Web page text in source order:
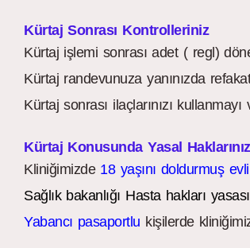
Kürtaj Sonrası Kontrolleriniz
Kürtaj işlemi sonrası adet ( regl)
Kürtaj randevunuza yanınızda
Kürtaj sonrası ilaçlarınızı
Kürtaj Konusunda Yasal Haklarınız
Kliniğimizde18 yaşını doldurmuş
Sağlık bakanlığı Hasta hakları
Yabancı pasaportlu kişilerde